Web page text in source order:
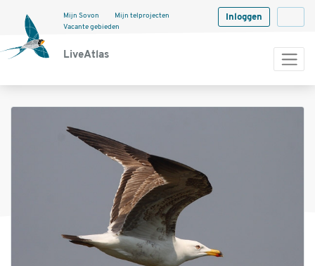
LiveAtlas
Mijn Sovon
Mijn telprojecten
Vacante gebieden
Inloggen